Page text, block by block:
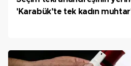
'Karabük’te tek kadın